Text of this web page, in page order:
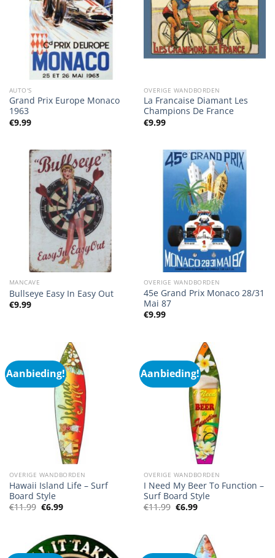
AUTO'S
Grand Prix Europe Monaco
1963
€9.99
OVERIGE WANDBORDEN
La Francaise Diamant Les
Champions De France
€9.99
MANCAVE
Bullseye Easy In Easy Out
€9.99
OVERIGE WANDBORDEN
45e Grand Prix Monaco 28/31
Mai 87
€9.99
Aanbieding!
OVERIGE WANDBORDEN
Hawaii Island Life – Surf
Board Style
€11.99 Oorspronkelijke
prijs
€6.99Huidige
Aanbieding!
OVERIGE WANDBORDEN
I Need My Beer To Function –
Surf Board Style
€11.99 Oorspronkelijke
prijs
€6.99Huidige